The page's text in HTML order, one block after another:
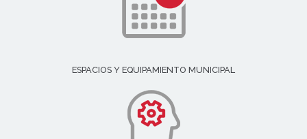
ESPACIOS Y EQUIPAMIENTO MUNICIPAL